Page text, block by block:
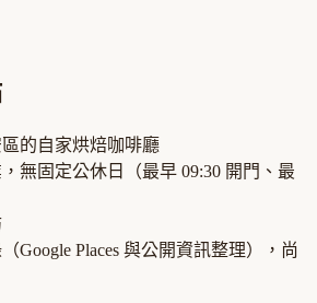
的自家烘焙咖啡廳
無固定公休日 （最早 09:30 開門、最
Google Places 與公開資訊整理），尚